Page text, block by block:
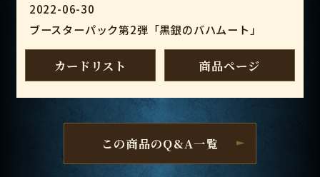
2022-06-30
ブースターパック第2弾「黒銀のバハムート」
カードリスト 商品ページ
この商品のQ&A一覧